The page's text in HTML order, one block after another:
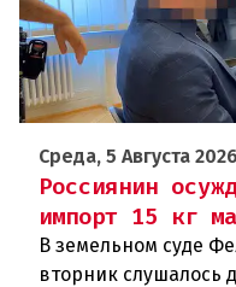
Среда, 5 Августа 2026
Россиянин
импорт 15 кг
В земельном суде
вторник слушалось